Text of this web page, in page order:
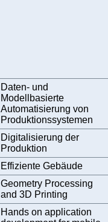
Daten- und
Modellbasierte
Automatisierung von
Produktionssystemen
Digitalisierung der
Produktion
Effiziente Gebäude
Geometry Processing
and 3D Printing
Hands on application